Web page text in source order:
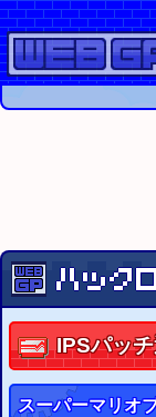
IPSパッ
スーパーマリオ